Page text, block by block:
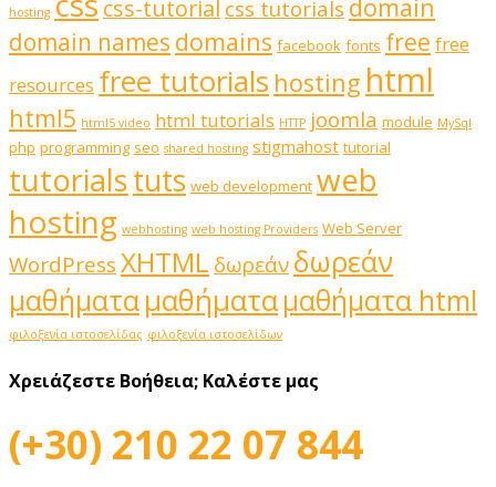
hosting css-tutorial css tutorials domain
domain names domains facebook fonts free free
resources free tutorials hosting html
html5 html5 video html tutorials HTTP joomla module MySql
php programming seo shared hosting stigmahost tutorial
tutorialstuts web development web
hosting webhosting web hosting Providers Web Server
WordPressXHTML δωρεάνδωρεάν
μαθήματαμαθήματαμαθήματα html
φιλοξενία ιστοσελίδας φιλοξενία ιστοσελίδων
Χρειάζεστε Βοήθεια; Καλέστε μας
(+30) 210 22 07 844